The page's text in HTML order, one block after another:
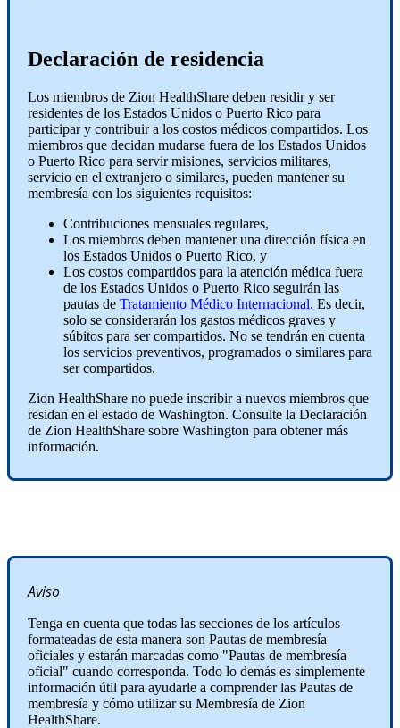
Declaración de residencia
Los miembros de Zion HealthShare deben residir y ser
residentes de los Estados Unidos o Puerto Rico para
participar y contribuir a los costos médicos compartidos. Los
miembros que decidan mudarse fuera de los Estados Unidos
o Puerto Rico para servir misiones, servicios militares,
servicio en el extranjero o similares, pueden mantener su
membresía con los siguientes requisitos:
Contribuciones mensuales regulares,
Los miembros deben mantener una dirección física en
los Estados Unidos o Puerto Rico, y
Los costos compartidos para la atención médica fuera
de los Estados Unidos o Puerto Rico seguirán las
pautas de Tratamiento Médico Internacional. Es decir,
solo se considerarán los gastos médicos graves y
súbitos para ser compartidos. No se tendrán en cuenta
los servicios preventivos, programados o similares para
ser compartidos.
Zion HealthShare no puede inscribir a nuevos miembros que
residan en el estado de Washington. Consulte la Declaración
de Zion HealthShare sobre Washington para obtener más
información.
Aviso
Tenga en cuenta que todas las secciones de los artículos
formateadas de esta manera son Pautas de membresía
oficiales y estarán marcadas como "Pautas de membresía
oficial" cuando corresponda. Todo lo demás es simplemente
información útil para ayudarle a comprender las Pautas de
membresía y cómo utilizar su Membresía de Zion
HealthShare.